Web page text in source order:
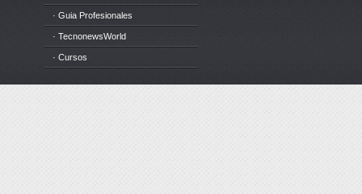
· Guia Profesionales
· TecnonewsWorld
· Cursos